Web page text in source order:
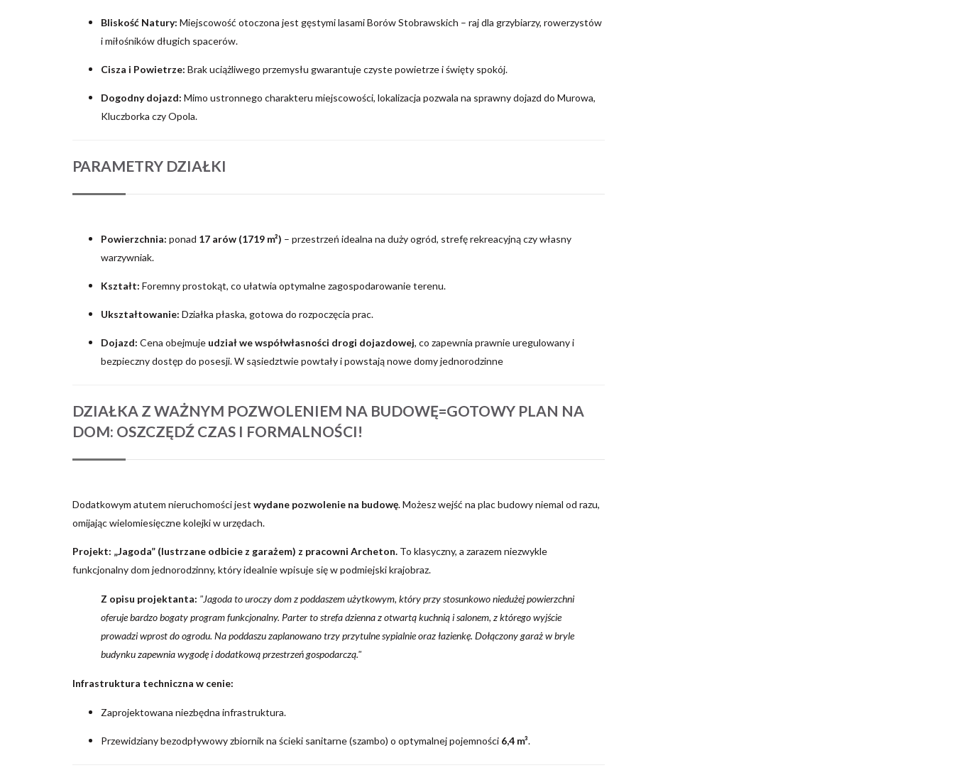
Bliskość Natury: Miejscowość otoczona jest gęstymi lasami Borów Stobrawskich – raj dla grzybiarzy, rowerzystów
i miłośników długich spacerów.
Cisza i Powietrze: Brak uciążliwego przemysłu gwarantuje czyste powietrze i święty spokój.
Dogodny dojazd: Mimo ustronnego charakteru miejscowości, lokalizacja pozwala na sprawny dojazd do Murowa,
Kluczborka czy Opola.
PARAMETRY DZIAŁKI
Powierzchnia: ponad 17 arów (1719 m²) – przestrzeń idealna na duży ogród, strefę rekreacyjną czy własny
warzywniak.
Kształt: Foremny prostokąt, co ułatwia optymalne zagospodarowanie terenu.
Ukształtowanie: Działka płaska, gotowa do rozpoczęcia prac.
Dojazd: Cena obejmuje udział we współwłasności drogi dojazdowej, co zapewnia prawnie uregulowany i
bezpieczny dostęp do posesji. W sąsiedztwie powtały i powstają nowe domy jednorodzinne
DZIAŁKA Z WAŻNYM POZWOLENIEM NA BUDOWĘ=GOTOWY PLAN NA
DOM: OSZCZĘDŹ CZAS I FORMALNOŚCI!
Dodatkowym atutem nieruchomości jest wydane pozwolenie na budowę. Możesz wejść na plac budowy niemal od razu,
omijając wielomiesięczne kolejki w urzędach.
Projekt: „Jagoda” (lustrzane odbicie z garażem) z pracowni Archeton. To klasyczny, a zarazem niezwykle
funkcjonalny dom jednorodzinny, który idealnie wpisuje się w podmiejski krajobraz.
Z opisu projektanta: "Jagoda to uroczy dom z poddaszem użytkowym, który przy stosunkowo niedużej powierzchni
oferuje bardzo bogaty program funkcjonalny. Parter to strefa dzienna z otwartą kuchnią i salonem, z którego wyjście
prowadzi wprost do ogrodu. Na poddaszu zaplanowano trzy przytulne sypialnie oraz łazienkę. Dołączony garaż w bryle
budynku zapewnia wygodę i dodatkową przestrzeń gospodarczą."
Infrastruktura techniczna w cenie:
Zaprojektowana niezbędna infrastruktura.
Przewidziany bezodpływowy zbiornik na ścieki sanitarne (szambo) o optymalnej pojemności 6,4 m³.